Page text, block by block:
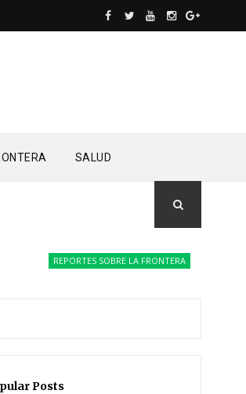
SALUD
REPORTES SOBRE LA FRONTERA Drones del
Posts